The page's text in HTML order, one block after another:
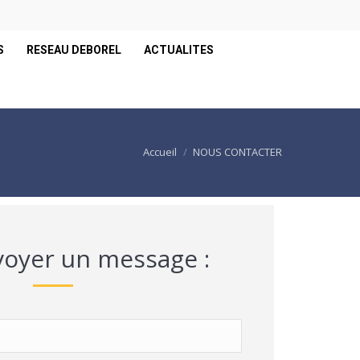
RESEAU DEBOREL ACTUALITES
Accueil NOUS CONTACTER
un message :